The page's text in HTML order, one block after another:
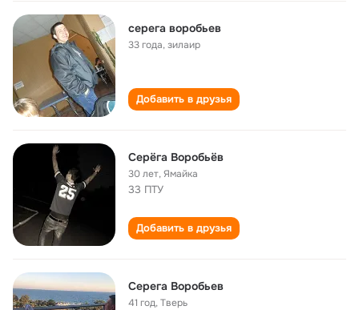
серега воробьев
33 года,зилаир
Добавить в друзья
Серёга Воробьёв
30 лет,Ямайка
33 ПТУ
Добавить в друзья
Серега Воробьев
41 год,Тверь